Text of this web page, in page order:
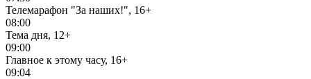
Телемарафон "За наших!", 16+
08:00
Тема дня, 12+
09:00
Главное к этому часу, 16+
09:04